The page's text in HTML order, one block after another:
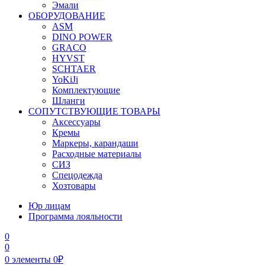
Эмали
ОБОРУДОВАНИЕ
ASM
DINO POWER
GRACO
HYVST
SCHTAER
YoKiJi
Комплектующие
Шланги
СОПУТСТВУЮЩИЕ ТОВАРЫ
Аксессуары
Кремы
Маркеры, карандаши
Расходные материалы
СИЗ
Спецодежда
Хозтовары
Юр лицам
Программа лояльности
0
0
0 элементы 0₽